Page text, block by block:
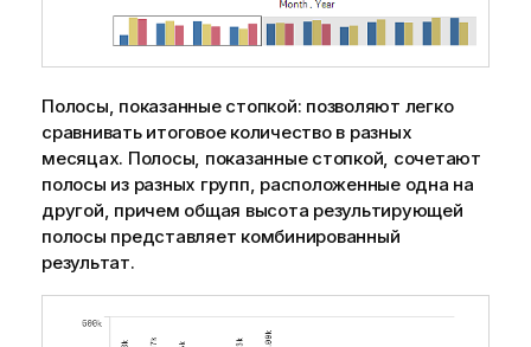
Полосы, показанные стопкой: позволяют легко
сравнивать итоговое количество в разных
месяцах. Полосы, показанные стопкой, сочетают
полосы из разных групп, расположенные одна на
другой, причем общая высота результирующей
полосы представляет комбинированный
результат.